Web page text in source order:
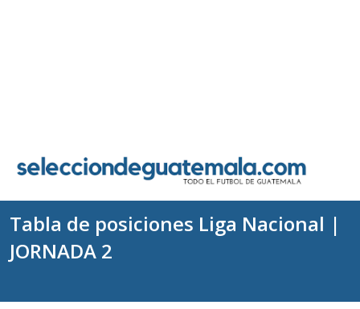
Tabla de posiciones Liga Nacional |
JORNADA 2